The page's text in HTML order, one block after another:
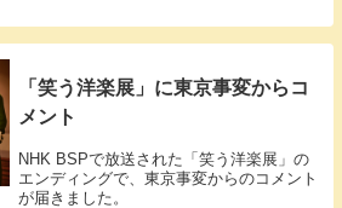
「笑う洋楽展」に東京事変からコ
メント
NHK BSPで放送された「笑う洋楽展」の
エンディングで、東京事変からのコメント
が届きました。